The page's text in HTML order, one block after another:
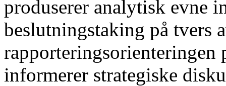
produserer analytisk evne
beslutningstaking på tvers
rapporteringsorienteringen
informerer strategiske